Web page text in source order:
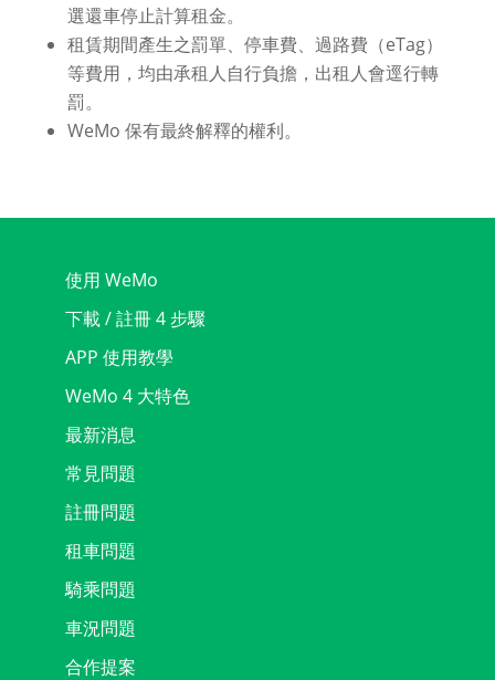
選還車停止計算租金。
租賃期間產生之罰單、停車費、過路費（eTag）
等費用，均由承租人自行負擔，出租人會逕行轉
罰。
WeMo 保有最終解釋的權利。
使用 WeMo
下載 / 註冊 4 步驟
APP 使用教學
WeMo 4 大特色
最新消息
常見問題
註冊問題
租車問題
騎乘問題
車況問題
合作提案